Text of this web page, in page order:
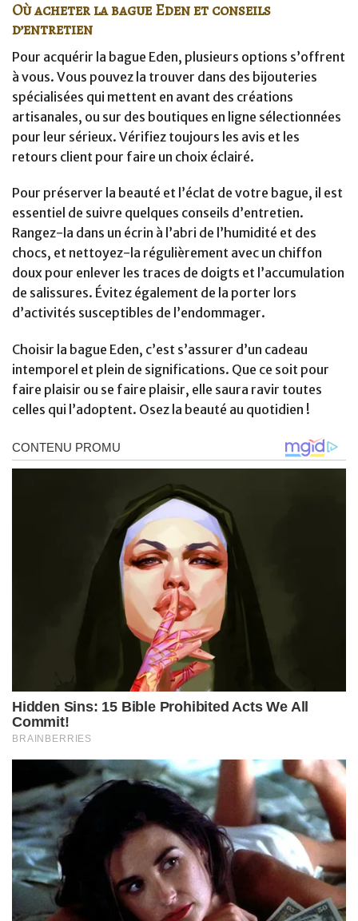
Où acheter la bague Eden et conseils
d’entretien
Pour acquérir la bague Eden, plusieurs options s’offrent
à vous. Vous pouvez la trouver dans des bijouteries
spécialisées qui mettent en avant des créations
artisanales, ou sur des boutiques en ligne sélectionnées
pour leur sérieux. Vérifiez toujours les avis et les
retours client pour faire un choix éclairé.
Pour préserver la beauté et l’éclat de votre bague, il est
essentiel de suivre quelques conseils d’entretien.
Rangez-la dans un écrin à l’abri de l’humidité et des
chocs, et nettoyez-la régulièrement avec un chiffon
doux pour enlever les traces de doigts et l’accumulation
de salissures. Évitez également de la porter lors
d’activités susceptibles de l’endommager.
Choisir la bague Eden, c’est s’assurer d’un cadeau
intemporel et plein de significations. Que ce soit pour
faire plaisir ou se faire plaisir, elle saura ravir toutes
celles qui l’adoptent. Osez la beauté au quotidien !